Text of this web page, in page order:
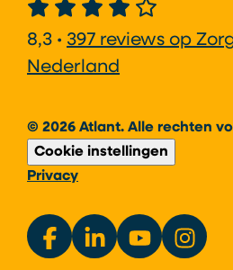
8,3 • 397 reviews op
Nederland
© 2026 Atlant. Alle rechten
Cookie instellingen
Privacy